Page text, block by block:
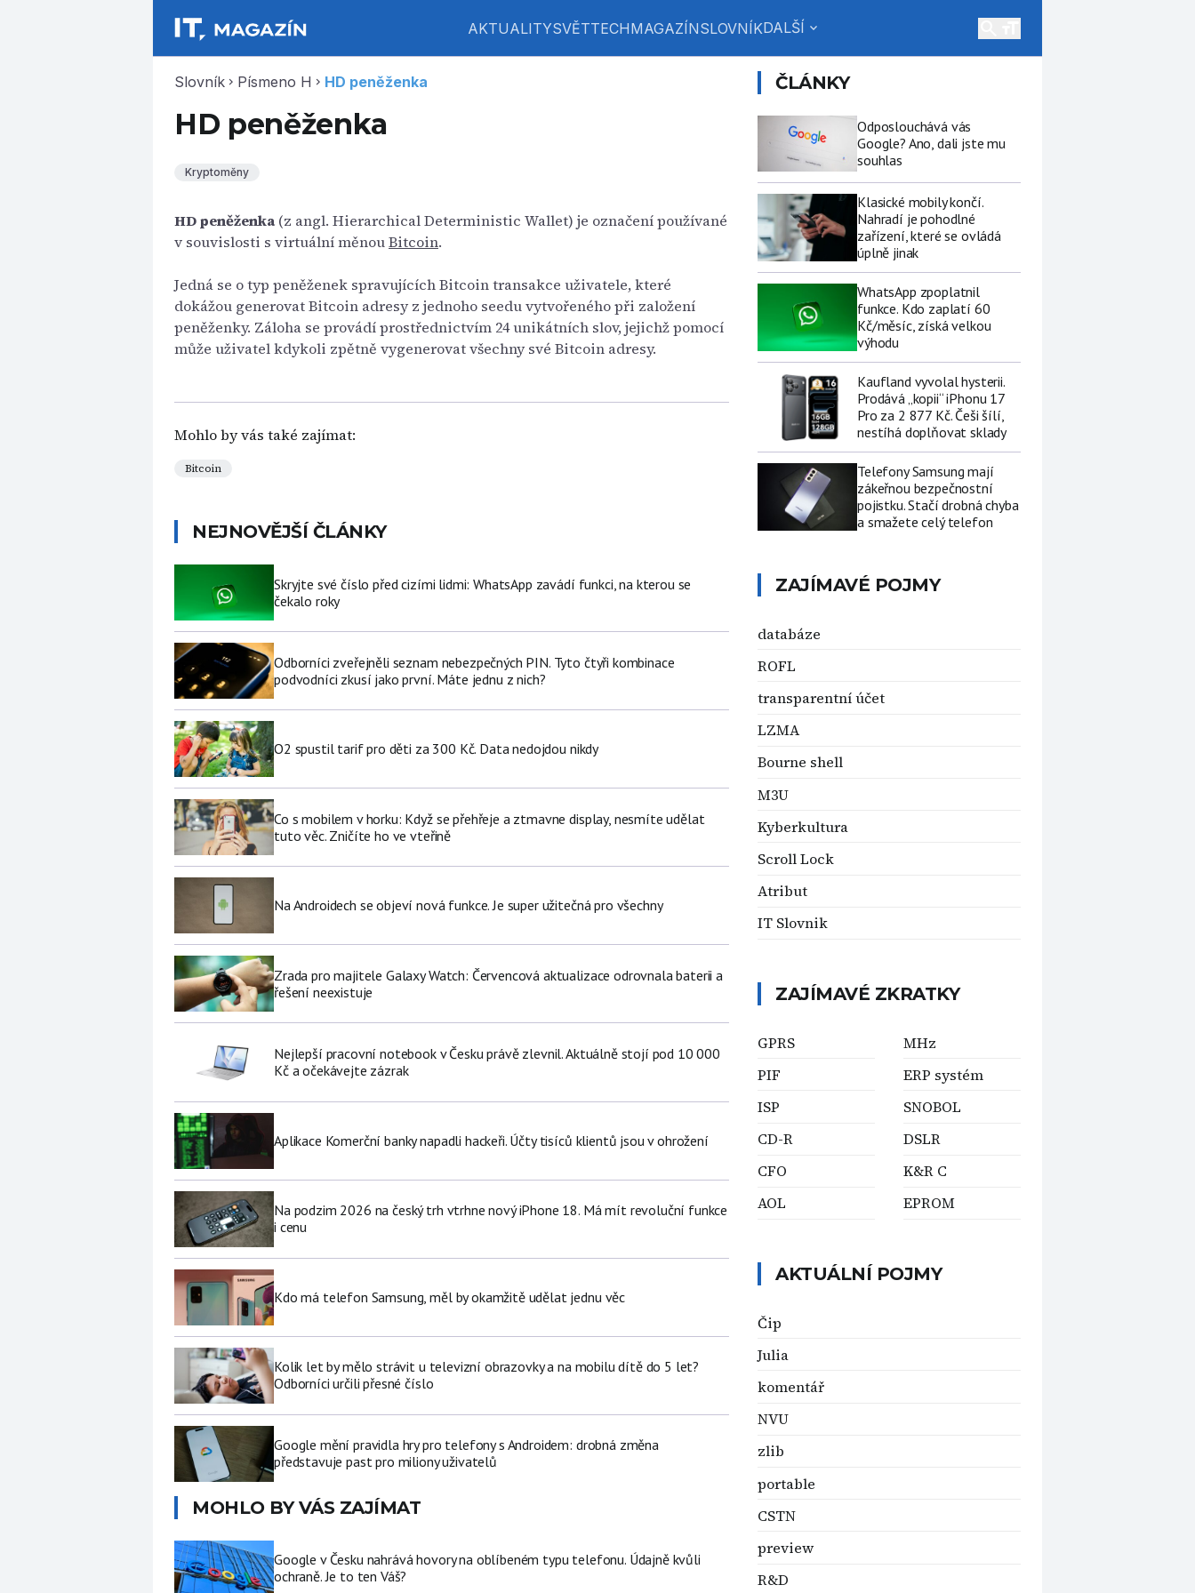
AKTUALITYSVĚTTECHMAGAZÍNSLOVNÍKDALŠÍ expand_more
Slovník chevron_right Písmeno H chevron_right HD peněženka
HD peněženka
Kryptoměny
HD peněženka (z angl. Hierarchical Deterministic Wallet) je označení používané
v souvislosti s virtuální měnouBitcoin.
Jedná se o typ peněženek spravujících Bitcoin transakce uživatele, které
dokážou generovat Bitcoin adresy z jednoho seedu vytvořeného při založení
peněženky. Záloha se provádí prostřednictvím 24 unikátních slov, jejichž pomocí
může uživatel kdykoli zpětně vygenerovat všechny své Bitcoin adresy.
Mohlo by vás také zajímat:
Bitcoin
NEJNOVĚJŠÍ ČLÁNKY
Skryjte své číslo před cizími lidmi: WhatsApp zavádí funkci, na kterou se
čekalo roky
Odborníci zveřejněli seznam nebezpečných PIN. Tyto čtyři kombinace
podvodníci zkusí jako první. Máte jednu z nich?
O2 spustil tarif pro děti za 300 Kč. Data nedojdou nikdy
Co s mobilem v horku: Když se přehřeje a ztmavne display, nesmíte udělat
tuto věc. Zničíte ho ve vteřině
Na Androidech se objeví nová funkce. Je super užitečná pro všechny
Zrada pro majitele Galaxy Watch: Červencová aktualizace odrovnala baterii a
řešení neexistuje
Nejlepší pracovní notebook v Česku právě zlevnil. Aktuálně stojí pod 10 000
Kč a očekávejte zázrak
Aplikace Komerční banky napadli hackeři. Účty tisíců klientů jsou v ohrožení
Na podzim 2026 na český trh vtrhne nový iPhone 18. Má mít revoluční funkce
i cenu
Kdo má telefon Samsung, měl by okamžitě udělat jednu věc
Kolik let by mělo strávit u televizní obrazovky a na mobilu dítě do 5 let?
Odborníci určili přesné číslo
Google mění pravidla hry pro telefony s Androidem: drobná změna
představuje past pro miliony uživatelů
MOHLO BY VÁS ZAJÍMAT
Google v Česku nahrává hovory na oblíbeném typu telefonu. Údajně kvůli
ochraně. Je to ten Váš?
ČLÁNKY
Odposlouchává vás
Google? Ano, dali jste mu
souhlas
Klasické mobily končí.
Nahradí je pohodlné
zařízení, které se ovládá
úplně jinak
WhatsApp zpoplatnil
funkce. Kdo zaplatí 60
Kč/měsíc, získá velkou
výhodu
Kaufland vyvolal hysterii.
Prodává „kopii“ iPhonu 17
Pro za 2 877 Kč. Češi šílí,
nestíhá doplňovat sklady
Telefony Samsung mají
zákeřnou bezpečnostní
pojistku. Stačí drobná chyba
a smažete celý telefon
ZAJÍMAVÉ POJMY
databáze
ROFL
transparentní účet
LZMA
Bourne shell
M3U
Kyberkultura
Scroll Lock
Atribut
IT Slovnik
ZAJÍMAVÉ ZKRATKY
GPRS
PIF
ISP
CD-R
CFO
AOL
MHz
ERP systém
SNOBOL
DSLR
K&R C
EPROM
AKTUÁLNÍ POJMY
Čip
Julia
komentář
NVU
zlib
portable
CSTN
preview
R&D